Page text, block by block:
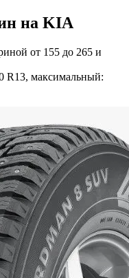
на KIA
от 155 до 265 и
R13, максимальный: